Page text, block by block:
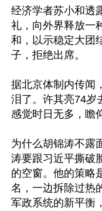
经济学者苏小和透
礼，向外界释放一
和，以示稳定大团
子，拒绝出席。
据北京体制内传闻
泪了。许其亮74岁
感觉时日无多，瞻
为什么胡锦涛不露
涛要跟习近平撕破
的空窗。他的策略
名，一边拆除过热
军政系统的新平衡